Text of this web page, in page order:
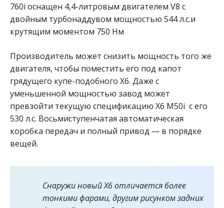
760i оснащен 4,4-литровым двигателем V8 с
двойным турбонаддувом мощностью 544 л.с.и
крутящим моментом 750 Нм
Производитель может снизить мощность того же
двигателя, чтобы поместить его под капот
грядущего купе-подобного X6. Даже с
уменьшенной мощностью завод может
превзойти текущую спецификацию X6 M50i с его
530 л.с. Восьмиступенчатая автоматическая
коробка передач и полный привод — в порядке
вещей.
Снаружи новый X6 отличается более
тонкими фарами, другим рисунком задних